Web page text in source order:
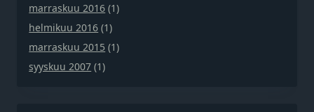
marraskuu 2016 (1)
helmikuu 2016 (1)
marraskuu 2015 (1)
syyskuu 2007 (1)